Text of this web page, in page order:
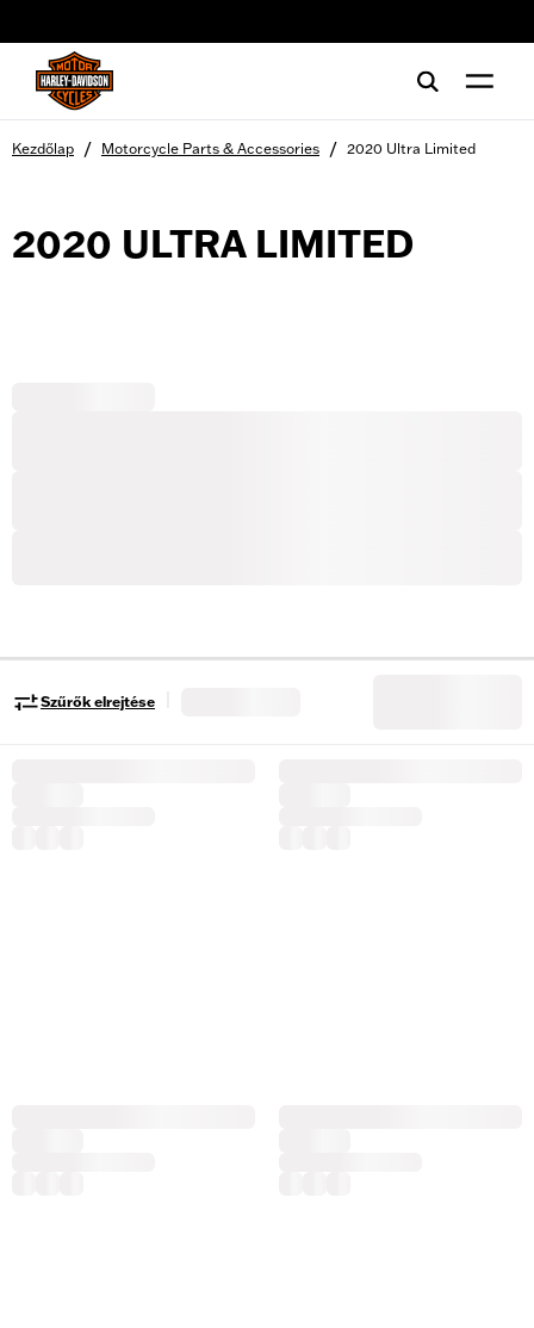
Kezdőlap / Motorcycle Parts & Accessories / 2020 Ultra Limited
2020 ULTRA LIMITED
Szűrők elrejtése